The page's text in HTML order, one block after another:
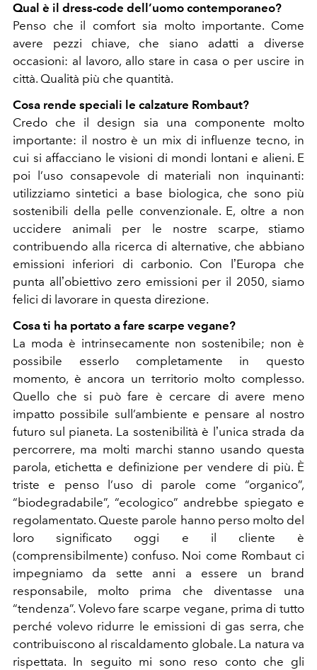
Qual è il dress-code dell’uomo contemporaneo?
Penso che il comfort sia molto importante. Come
avere pezzi chiave, che siano adatti a diverse
occasioni: al lavoro, allo stare in casa o per uscire in
città. Qualità più che quantità.
Cosa rende speciali le calzature Rombaut?
Credo che il design sia una componente molto
importante: il nostro è un mix di influenze tecno, in
cui si affacciano le visioni di mondi lontani e alieni. E
poi l’uso consapevole di materiali non inquinanti:
utilizziamo sintetici a base biologica, che sono più
sostenibili della pelle convenzionale. E, oltre a non
uccidere animali per le nostre scarpe, stiamo
contribuendo alla ricerca di alternative, che abbiano
emissioni inferiori di carbonio. Con lʼEuropa che
punta allʼobiettivo zero emissioni per il 2050, siamo
felici di lavorare in questa direzione.
Cosa ti ha portato a fare scarpe vegane?
La moda è intrinsecamente non sostenibile; non è
possibile esserlo completamente in questo
momento, è ancora un territorio molto complesso.
Quello che si può fare è cercare di avere meno
impatto possibile sull’ambiente e pensare al nostro
futuro sul pianeta. La sostenibilità è lʼunica strada da
percorrere, ma molti marchi stanno usando questa
parola, etichetta e definizione per vendere di più. È
triste e penso l’uso di parole come “organico”,
“biodegradabile”, “ecologico” andrebbe spiegato e
regolamentato. Queste parole hanno perso molto del
loro significato oggi e il cliente è
(comprensibilmente) confuso. Noi come Rombaut ci
impegniamo da sette anni a essere un brand
responsabile, molto prima che diventasse una
“tendenza”. Volevo fare scarpe vegane, prima di tutto
perché volevo ridurre le emissioni di gas serra, che
contribuiscono al riscaldamento globale. La natura va
rispettata. In seguito mi sono reso conto che gli